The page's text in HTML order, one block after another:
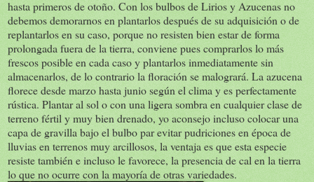
hasta primeros de otoño. Con los bulbos de Lirios y Azucenas no
debemos demorarnos en plantarlos después de su adquisición o de
replantarlos en su caso, porque no resisten bien estar de forma
prolongada fuera de la tierra, conviene pues comprarlos lo más
frescos posible en cada caso y plantarlos inmediatamente sin
almacenarlos, de lo contrario la floración se malogrará. La azucena
florece desde marzo hasta junio según el clima y es perfectamente
rústica. Plantar al sol o con una ligera sombra en cualquier clase de
terreno fértil y muy bien drenado, yo aconsejo incluso colocar una
capa de gravilla bajo el bulbo par evitar pudriciones en época de
lluvias en terrenos muy arcillosos, la ventaja es que esta especie
resiste también e incluso le favorece, la presencia de cal en la tierra
lo que no ocurre con la mayoría de otras variedades.